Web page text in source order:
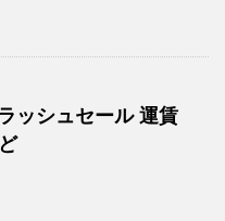
ッシュセール 運賃